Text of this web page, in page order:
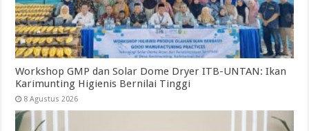
Workshop GMP dan Solar Dome Dryer ITB-UNTAN: Ikan
Karimunting Higienis Bernilai Tinggi
8 Agustus 2026